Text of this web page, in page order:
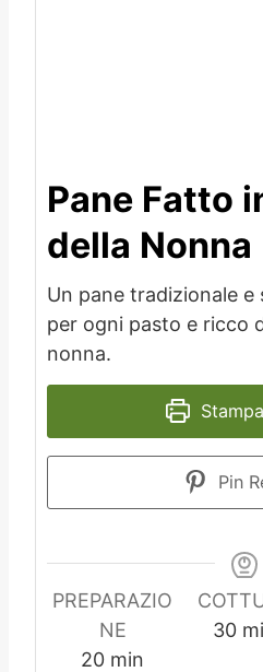
Pane Fatto
della Nonna
Un pane tradizionale
per ogni pasto e ricco
nonna.
Pin
PREPARAZIO
NE
20mmin
30m